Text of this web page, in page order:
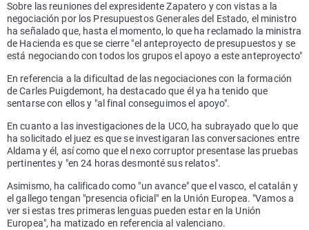
Sobre las reuniones del expresidente Zapatero y con vistas a la
negociación por los Presupuestos Generales del Estado, el ministro
ha señalado que, hasta el momento, lo que ha reclamado la ministra
de Hacienda es que se cierre "el anteproyecto de presupuestos y se
está negociando con todos los grupos el apoyo a este anteproyecto"
En referencia a la dificultad de las negociaciones con la formación
de Carles Puigdemont, ha destacado que él ya ha tenido que
sentarse con ellos y "al final conseguimos el apoyo".
En cuanto a las investigaciones de la UCO, ha subrayado que lo que
ha solicitado el juez es que se investigaran las conversaciones entre
Aldama y él, así como que el nexo corruptor presentase las pruebas
pertinentes y "en 24 horas desmonté sus relatos".
Asimismo, ha calificado como "un avance" que el vasco, el catalán y
el gallego tengan "presencia oficial" en la Unión Europea. "Vamos a
ver si estas tres primeras lenguas pueden estar en la Unión
Europea", ha matizado en referencia al valenciano.